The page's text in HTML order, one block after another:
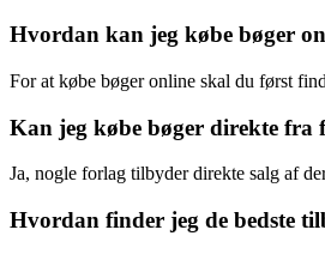
Hvordan kan jeg købe bøger
For at købe bøger online skal du først
Kan jeg købe bøger direkte fra
Ja, nogle forlag tilbyder direkte salg af
Hvordan finder jeg de bedste